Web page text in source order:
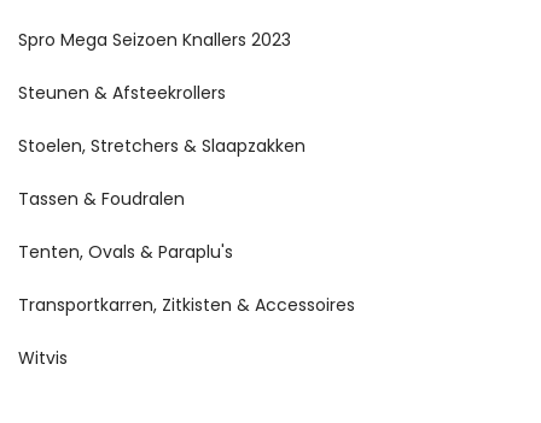
Spro Mega Seizoen Knallers 2023
Steunen & Afsteekrollers
Stoelen, Stretchers & Slaapzakken
Tassen & Foudralen
Tenten, Ovals & Paraplu's
Transportkarren, Zitkisten & Accessoires
Witvis